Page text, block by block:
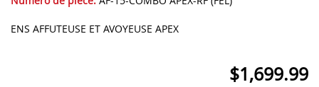
ENS AFFUTEUSE ET AVOYEUSE APEX
$1,699.99